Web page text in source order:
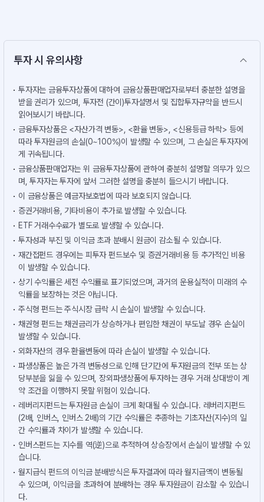
투자 시 유의사항
투자자는 금융투자상품에 대하여 금융상품판매업자로부터 충분한 설명을
받을 권리가 있으며, 투자전 (간이)투자설명서 및 집합투자규약을 반드시
읽어보시기 바랍니다.
금융투자상품은 <자산가격 변동>, <환율 변동>, <신용등급 하락> 등에
따라 투자원금의 손실(0~100%)이 발생할 수 있으며, 그 손실은 투자자에
게 귀속됩니다.
금융상품판매업자는 위 금융투자상품에 관하여 충분히 설명할 의무가 있으
며, 투자자는 투자에 앞서 그러한 설명을 충분히 들으시기 바랍니다.
이 금융상품은 예금자보호법에 따라 보호되지 않습니다.
증권거래비용, 기타비용이 추가로 발생할 수 있습니다.
ETF 거래수수료가 별도로 발생할 수 있습니다.
투자성과 부진 및 이익금 초과 분배시 원금이 감소될 수 있습니다.
재간접펀드 경우에는 피투자 펀드보수 및 증권거래비용 등 추가적인 비용
이 발생할 수 있습니다.
상기 수익률은 세전 수익률로 표기되었으며, 과거의 운용실적이 미래의 수
익률을 보장하는 것은 아닙니다.
주식형 펀드는 주식시장 급락 시 손실이 발생할 수 있습니다.
채권형 펀드는 채권금리가 상승하거나 편입한 채권이 부도날 경우 손실이
발생할 수 있습니다.
외화자산의 경우 환율변동에 따라 손실이 발생할 수 있습니다.
파생상품은 높은 가격 변동성으로 인해 단기간에 투자원금의 전부 또는 상
당부분을 잃을 수 있으며, 장외파생상품에 투자하는 경우 거래 상대방이 계
약 조건을 이행하지 못할 위험이 있습니다.
레버리지펀드는 투자원금 손실이 크게 확대될 수 있습니다. 레버리지펀드
(2배, 인버스, 인버스 2배)의 기간 수익률은 추종하는 기초자산(지수)의 일
간 수익률과 차이가 발생할 수 있습니다.
인버스펀드는 지수를 역(逆)으로 추적하여 상승장에서 손실이 발생할 수 있
습니다.
월지급식 펀드의 이익금 분배방식은 투자결과에 따라 월지급액이 변동될
수 있으며, 이익금을 초과하여 분배하는 경우 투자원금이 감소할 수 있습니
다.